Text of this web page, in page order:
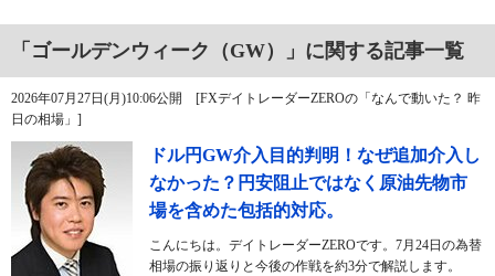
「ゴールデンウィーク（GW）」に関する記事一覧
2026年07月27日(月)10:06公開 [FXデイトレーダーZEROの「なんで動いた？ 昨
日の相場」]
ドル円GW介入目的判明！なぜ追加介入し
なかった？円安阻止ではなく原油先物市
場を含めた包括的対応。
こんにちは。デイトレーダーZEROです。7月24日の為替
相場の振り返りと今後の作戦を約3分で解説します。